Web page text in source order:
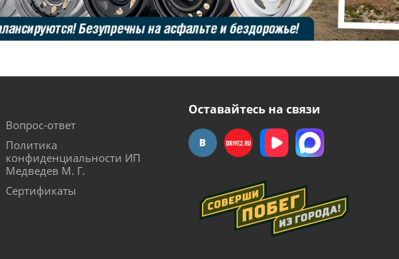
Вопрос-ответ
Политика
конфиденциальности ИП
Медведев М. Г.
Сертификаты
Оставайтесь на связи